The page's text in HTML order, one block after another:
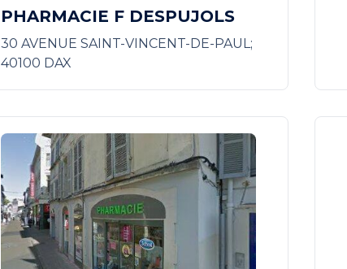
PHARMACIE F DESPUJOLS
30 AVENUE SAINT-VINCENT-DE-PAUL;
40100 DAX